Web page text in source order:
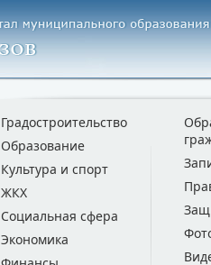
Градостроительство
Образование
Культура и спорт
ЖКХ
Социальная сфера
Экономика